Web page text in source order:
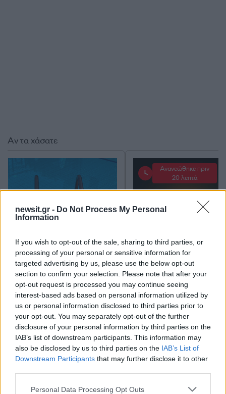
newsit.gr - Do Not Process My Personal
Information
If you wish to opt-out of the sale, sharing to third parties, or
processing of your personal or sensitive information for
targeted advertising by us, please use the below opt-out
section to confirm your selection. Please note that after your
opt-out request is processed you may continue seeing
interest-based ads based on personal information utilized by
us or personal information disclosed to third parties prior to
your opt-out. You may separately opt-out of the further
disclosure of your personal information by third parties on the
IAB’s list of downstream participants. This information may
also be disclosed by us to third parties on the IAB’s List of
Downstream Participants that may further disclose it to other
Please note that this website/app uses one or more Google
Personal Data Processing Opt Outs
Σχόλια
Σχολίασε εδώ
Αν τα χάσατε
Κλειστό μέχρι νεοτέρας το
beach bar στην Πάρο όπου
πνίγηκε ο 4χρονος –
Απολογείται ο ιδιοκτήτης
που είχε δηλωθεί ως
ναυαγοσώστης
Ανανεώθηκε πριν
20 λεπτά
Οι Χούθι ανέλαβαν
ευθύνη για την
διυλιστήριο της
Aramco στη
Αραβία